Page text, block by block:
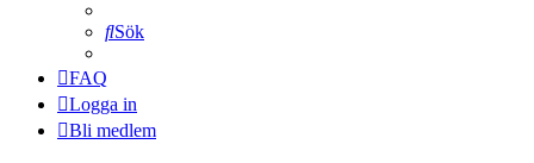
Sök
FAQ
Logga in
Bli medlem